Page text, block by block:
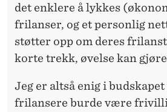
det enklere å lykkes
frilanser, og et personlig
støtter opp om deres
korte trekk, øvelse kan
Jeg er altså enig i
frilansere burde være